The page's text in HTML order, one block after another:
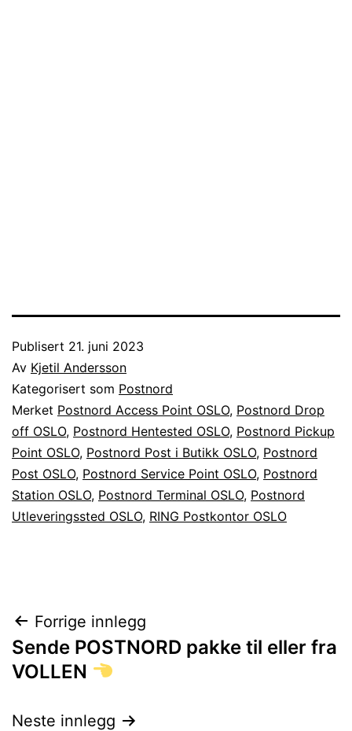
Publisert 21. juni 2023
Av Kjetil Andersson
Kategorisert som Postnord
Merket Postnord Access Point OSLO, Postnord Drop
off OSLO, Postnord Hentested OSLO, Postnord Pickup
Point OSLO, Postnord Post i Butikk OSLO, Postnord
Post OSLO, Postnord Service Point OSLO, Postnord
Station OSLO, Postnord Terminal OSLO, Postnord
Utleveringssted OSLO, RING Postkontor OSLO
Innleggsnavigasjon
Forrige innlegg
Sende POSTNORD pakke til eller fra
VOLLEN
Neste innlegg